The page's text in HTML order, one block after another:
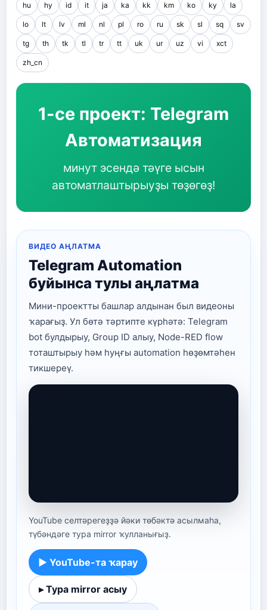
hu hy id it ja ka kk km ko ky la
lo lt lv ml nl pl ro ru sk sl sq sv
tg th tk tl tr tt uk ur uz vi xct
zh_cn
1-се проект: Telegram
Автоматизация
минут эсендә тәүге ысын
автоматлаштырыуҙы төҙөгөҙ!
ВИДЕО АҢЛАТМА
Telegram Automation
буйынса тулы аңлатма
Мини-проектты башлар алдынан был видеоны
ҡарағыҙ. Ул бөтә тәртипте күрһәтә: Telegram
bot булдырыу, Group ID алыу, Node-RED flow
тоташтырыу һәм һуңғы automation һөҙөмтәһен
тикшереү.
YouTube селтәрегеҙҙә йәки төбәктә асылмаһа,
түбәндәге тура mirror ҡулланығыҙ.
▶ YouTube-та ҡарау
▸ Тура mirror асыу